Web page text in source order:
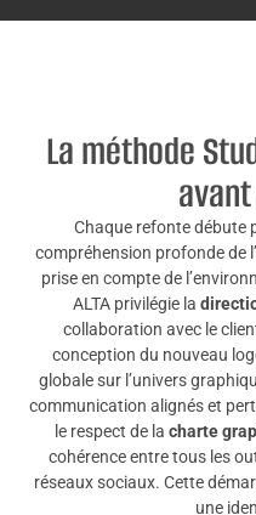
La méthode
Chaque refonte débute
compréhension profonde de
prise en compte de
ALTA privilégie la
collaboration avec le
conception du nouveau
globale sur l’univers
communication alignés et
le respect de la charte
cohérence entre tous les
réseaux sociaux. Cette
une